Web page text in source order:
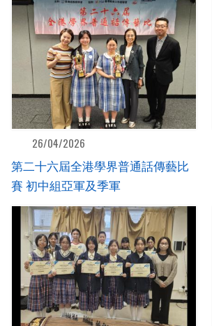
26/04/2026
第二十六屆全港學界普通話傳藝比
賽 初中組亞軍及季軍